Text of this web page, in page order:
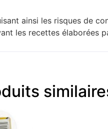
ainsi les risques de
les recettes élaborées